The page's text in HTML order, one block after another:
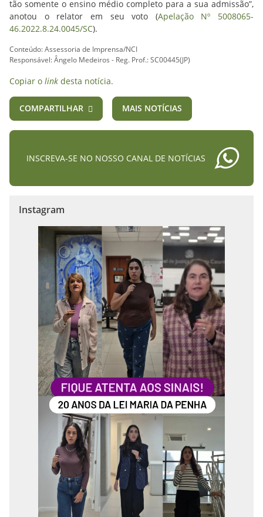
tão somente o ensino médio completo para a sua admissão”,
anotou o relator em seu voto (Apelação Nº 5008065-
46.2022.8.24.0045/SC).
Conteúdo: Assessoria de Imprensa/NCI
Responsável: Ângelo Medeiros - Reg. Prof.: SC00445(JP)
Copiar o link desta notícia.
COMPARTILHAR MAIS NOTÍCIAS
INSCREVA-SE NO NOSSO CANAL DE NOTÍCIAS
Instagram